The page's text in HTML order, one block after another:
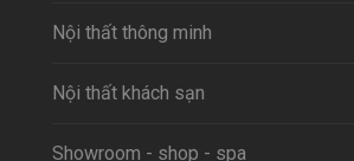
Nội thất thông minh
Nội thất khách sạn
Showroom - shop - spa